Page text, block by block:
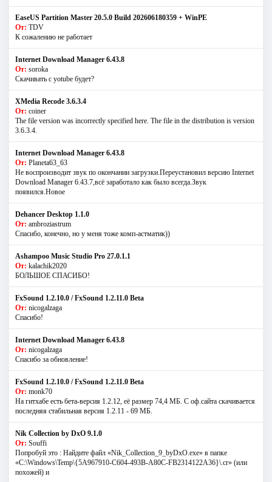
EaseUS Partition Master 20.5.0 Build 202606180359 + WinPE
От: TDV
К сожалению не работает
Internet Download Manager 6.43.8
От: soroka
Скачивать с yotube будет?
XMedia Recode 3.6.3.4
От: coiner
The file version was incorrectly specified here. The file in the distribution is version
3.6.3.4.
Internet Download Manager 6.43.8
От: Planeta63_63
Не воспроизводит звук по окончании загрузки.Переустановил версию Internet
Download Manager 6.43.7,всё заработало как было всегда.Звук
появился.Новое
Dehancer Desktop 1.1.0
От: ambroziastrum
Спасибо, конечно, но у меня тоже комп-астматик))
Ashampoo Music Studio Pro 27.0.1.1
От: kalachik2020
БОЛЬШОЕ СПАСИБО!
FxSound 1.2.10.0 / FxSound 1.2.11.0 Beta
От: nicogalzaga
Спасибо!
Internet Download Manager 6.43.8
От: nicogalzaga
Спасибо за обновление!
FxSound 1.2.10.0 / FxSound 1.2.11.0 Beta
От: monk70
На гитхабе есть бета-версия 1.2.12, её размер 74,4 МБ. С оф.сайта скачивается
последняя стабильная версия 1.2.11 - 69 МБ.
Nik Collection by DxO 9.1.0
От: Souffi
Попробуй это : Найдите файл «Nik_Collection_9_byDxO.exe» в папке
«C:\Windows\Temp\{5A967910-C604-493B-A80C-FB2314122A36}\.cr» (или
похожей) и